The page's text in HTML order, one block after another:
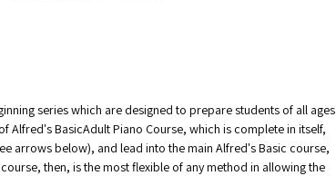
series which are designed to prepare students of all ages
Alfred's BasicAdult Piano Course, which is complete in itself,
arrows below), and lead into the main Alfred's Basic course,
then, is the most flexible of any method in allowing the